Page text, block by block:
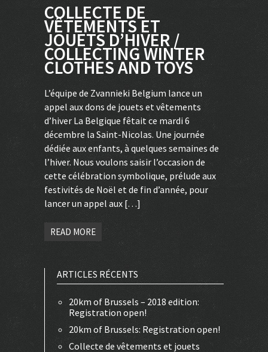
COLLECTE DE
VÊTEMENTS ET
JOUETS D’HIVER /
COLLECTING WINTER
CLOTHES AND TOYS
L’équipe de Zvannieki Belgium lance un
appel aux dons de jouets et vêtements
d’hiver La Belgique fêtait ce mardi 6
décembre la Saint-Nicolas. Une journée
dédiée aux enfants, à quelques semaines de
l’hiver. Nous voulons saisir l’occasion de
cette célébration symbolique, prélude aux
festivités de Noël et de fin d’année, pour
lancer un appel aux […]
READ MORE
ARTICLES RÉCENTS
20km of Brussels – 2018 edition:
Registration open!
20km of Brussels: Registration open!
Collecte de vêtements et jouets